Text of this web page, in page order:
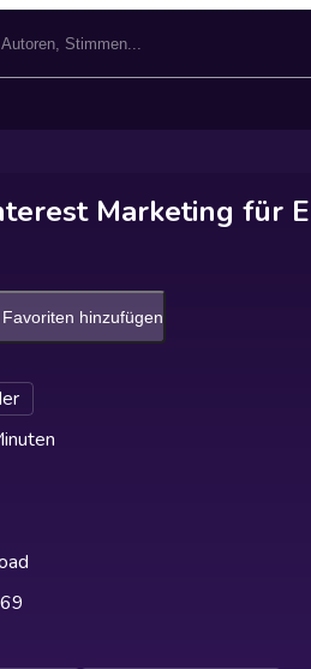
Marketing für
hinzufügen